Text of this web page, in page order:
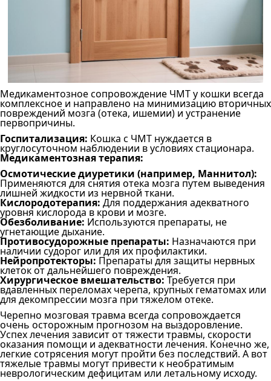
Медикаментозное сопровождение ЧМТ у кошки всегда
комплексное и направлено на минимизацию вторичных
повреждений мозга (отека, ишемии) и устранение
первопричины.
Госпитализация: Кошка с ЧМТ нуждается в
круглосуточном наблюдении в условиях стационара.
Медикаментозная терапия:
Осмотические диуретики (например, Маннитол):
Применяются для снятия отека мозга путем выведения
лишней жидкости из нервной ткани.
Кислородотерапия: Для поддержания адекватного
уровня кислорода в крови и мозге.
Обезболивание: Используются препараты, не
угнетающие дыхание.
Противосудорожные препараты: Назначаются при
наличии судорог или для их профилактики.
Нейропротекторы: Препараты для защиты нервных
клеток от дальнейшего повреждения.
Хирургическое вмешательство: Требуется при
вдавленных переломах черепа, крупных гематомах или
для декомпрессии мозга при тяжелом отеке.
Черепно мозговая травма всегда сопровождается
очень осторожным прогнозом на выздоровление.
Успех лечения зависит от тяжести травмы, скорости
оказания помощи и адекватности лечения. Конечно же,
легкие сотрясения могут пройти без последствий. А вот
тяжелые травмы могут привести к необратимым
неврологическим дефицитам или летальному исходу.